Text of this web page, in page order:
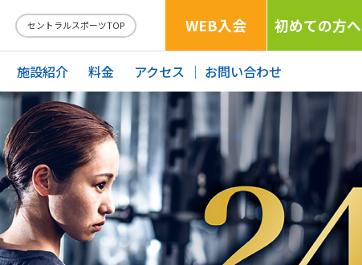
セントラルスポーツTOP WEB入会 初めての方へ
施設紹介 料金 アクセス お問い合わせ